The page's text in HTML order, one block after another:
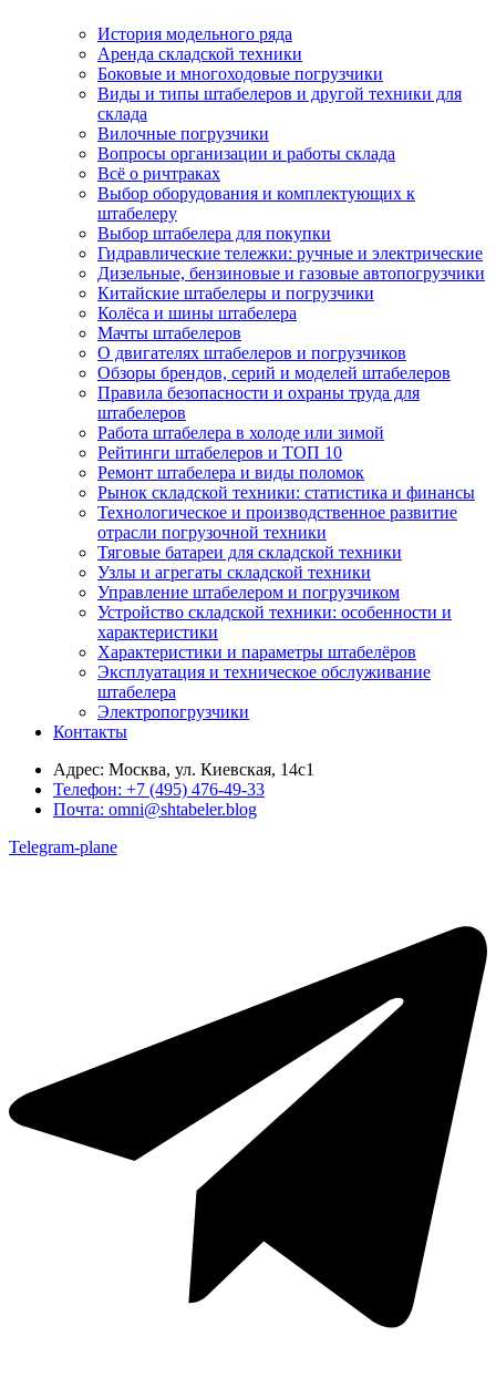
История модельного ряда
Аренда складской техники
Боковые и многоходовые погрузчики
Виды и типы штабелеров и другой техники для
склада
Вилочные погрузчики
Вопросы организации и работы склада
Всё о ричтраках
Выбор оборудования и комплектующих к
штабелеру
Выбор штабелера для покупки
Гидравлические тележки: ручные и электрические
Дизельные, бензиновые и газовые автопогрузчики
Китайские штабелеры и погрузчики
Колёса и шины штабелера
Мачты штабелеров
О двигателях штабелеров и погрузчиков
Обзоры брендов, серий и моделей штабелеров
Правила безопасности и охраны труда для
штабелеров
Работа штабелера в холоде или зимой
Рейтинги штабелеров и ТОП 10
Ремонт штабелера и виды поломок
Рынок складской техники: статистика и финансы
Технологическое и производственное развитие
отрасли погрузочной техники
Тяговые батареи для складской техники
Узлы и агрегаты складской техники
Управление штабелером и погрузчиком
Устройство складской техники: особенности и
характеристики
Характеристики и параметры штабелёров
Эксплуатация и техническое обслуживание
штабелера
Электропогрузчики
Контакты
Адрес: Москва, ул. Киевская, 14с1
Телефон: +7 (495) 476-49-33
Почта: omni@shtabeler.blog
Telegram-plane